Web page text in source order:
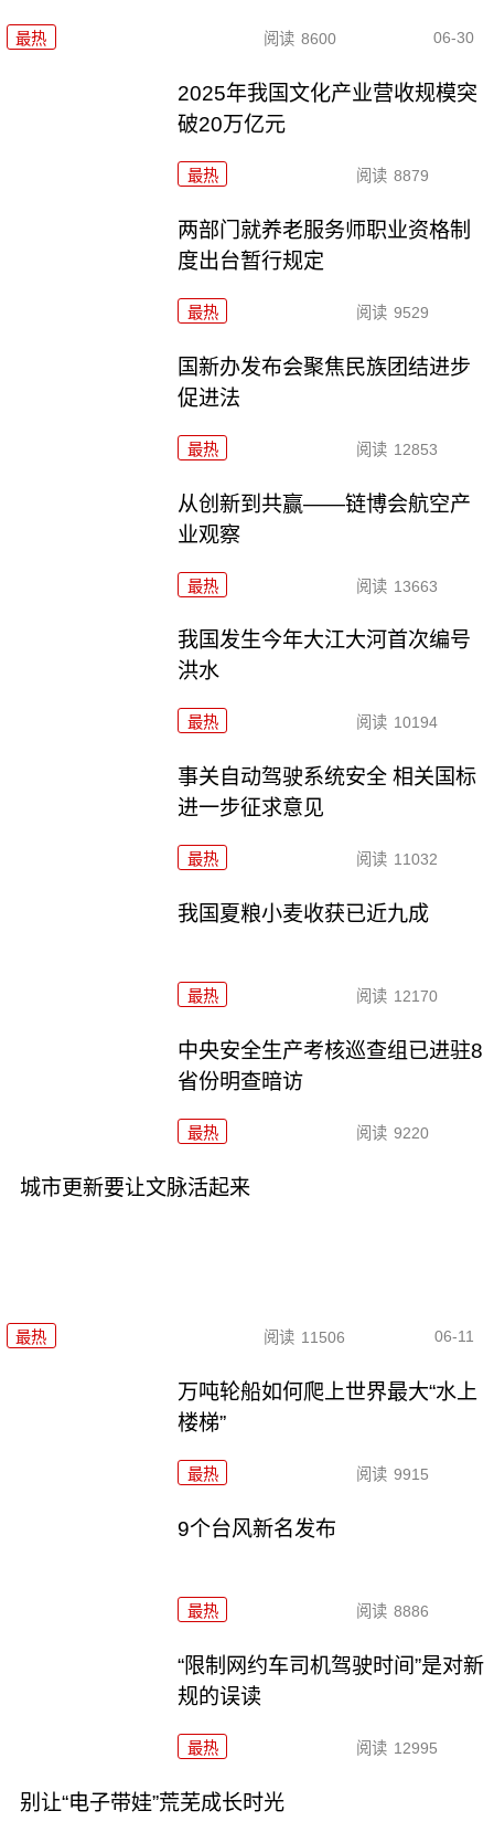
最热 阅读 8600 06-30
2025年我国文化产业营收规模突
破20万亿元
最热 阅读 8879
两部门就养老服务师职业资格制
度出台暂行规定
最热 阅读 9529
国新办发布会聚焦民族团结进步
促进法
最热 阅读 12853
从创新到共赢——链博会航空产
业观察
最热 阅读 13663
我国发生今年大江大河首次编号
洪水
最热 阅读 10194
事关自动驾驶系统安全 相关国标
进一步征求意见
最热 阅读 11032
我国夏粮小麦收获已近九成
最热 阅读 12170
中央安全生产考核巡查组已进驻8
省份明查暗访
最热 阅读 9220
城市更新要让文脉活起来
最热 阅读 11506 06-11
万吨轮船如何爬上世界最大“水上
楼梯”
最热 阅读 9915
9个台风新名发布
最热 阅读 8886
“限制网约车司机驾驶时间”是对新
规的误读
最热 阅读 12995
别让“电子带娃”荒芜成长时光